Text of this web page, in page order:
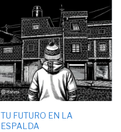
TU FUTURO EN LA
ESPALDA